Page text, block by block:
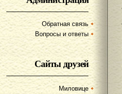
Обратная связь
Вопросы и ответы
Сайты друзей
Миловице